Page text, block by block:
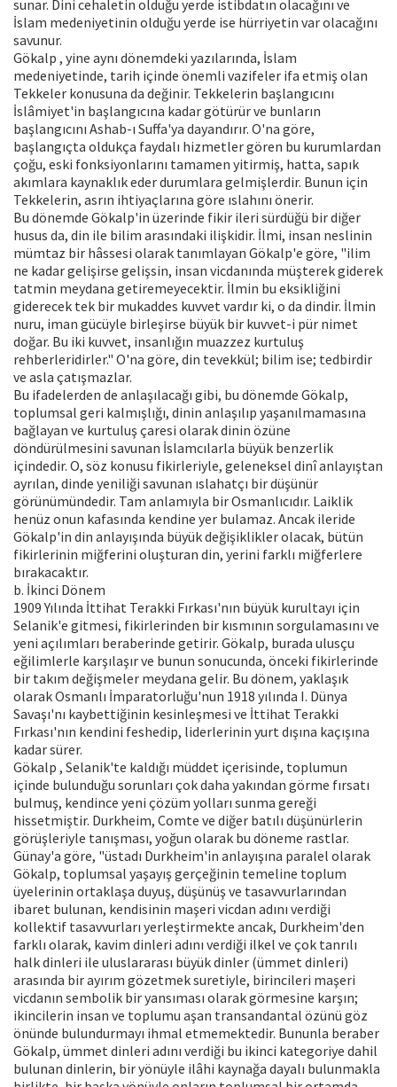
sunar. Dini cehaletin olduğu yerde istibdatın olacağını ve
İslam medeniyetinin olduğu yerde ise hürriyetin var olacağını
savunur.
Gökalp , yine aynı dönemdeki yazılarında, İslam
medeniyetinde, tarih içinde önemli vazifeler ifa etmiş olan
Tekkeler konusuna da değinir. Tekkelerin başlangıcını
İslâmiyet'in başlangıcına kadar götürür ve bunların
başlangıcını Ashab-ı Suffa'ya dayandırır. O'na göre,
başlangıçta oldukça faydalı hizmetler gören bu kurumlardan
çoğu, eski fonksiyonlarını tamamen yitirmiş, hatta, sapık
akımlara kaynaklık eder durumlara gelmişlerdir. Bunun için
Tekkelerin, asrın ihtiyaçlarına göre ıslahını önerir.
Bu dönemde Gökalp'in üzerinde fikir ileri sürdüğü bir diğer
husus da, din ile bilim arasındaki ilişkidir. İlmi, insan neslinin
mümtaz bir hâssesi olarak tanımlayan Gökalp'e göre, "ilim
ne kadar gelişirse gelişsin, insan vicdanında müşterek giderek
tatmin meydana getiremeyecektir. İlmin bu eksikliğini
giderecek tek bir mukaddes kuvvet vardır ki, o da dindir. İlmin
nuru, iman gücüyle birleşirse büyük bir kuvvet-i pür nimet
doğar. Bu iki kuvvet, insanlığın muazzez kurtuluş
rehberleridirler." O'na göre, din tevekkül; bilim ise; tedbirdir
ve asla çatışmazlar.
Bu ifadelerden de anlaşılacağı gibi, bu dönemde Gökalp,
toplumsal geri kalmışlığı, dinin anlaşılıp yaşanılmamasına
bağlayan ve kurtuluş çaresi olarak dinin özüne
döndürülmesini savunan İslamcılarla büyük benzerlik
içindedir. O, söz konusu fikirleriyle, geleneksel dinî anlayıştan
ayrılan, dinde yeniliği savunan ıslahatçı bir düşünür
görünümündedir. Tam anlamıyla bir Osmanlıcıdır. Laiklik
henüz onun kafasında kendine yer bulamaz. Ancak ileride
Gökalp'in din anlayışında büyük değişiklikler olacak, bütün
fikirlerinin miğferini oluşturan din, yerini farklı miğferlere
bırakacaktır.
b. İkinci Dönem
1909 Yılında İttihat Terakki Fırkası'nın büyük kurultayı için
Selanik'e gitmesi, fikirlerinden bir kısmının sorgulamasını ve
yeni açılımları beraberinde getirir. Gökalp, burada ulusçu
eğilimlerle karşılaşır ve bunun sonucunda, önceki fikirlerinde
bir takım değişmeler meydana gelir. Bu dönem, yaklaşık
olarak Osmanlı İmparatorluğu'nun 1918 yılında I. Dünya
Savaşı'nı kaybettiğinin kesinleşmesi ve İttihat Terakki
Fırkası'nın kendini feshedip, liderlerinin yurt dışına kaçışına
kadar sürer.
Gökalp , Selanik'te kaldığı müddet içerisinde, toplumun
içinde bulunduğu sorunları çok daha yakından görme fırsatı
bulmuş, kendince yeni çözüm yolları sunma gereği
hissetmiştir. Durkheim, Comte ve diğer batılı düşünürlerin
görüşleriyle tanışması, yoğun olarak bu döneme rastlar.
Günay'a göre, "üstadı Durkheim'in anlayışına paralel olarak
Gökalp, toplumsal yaşayış gerçeğinin temeline toplum
üyelerinin ortaklaşa duyuş, düşünüş ve tasavvurlarından
ibaret bulunan, kendisinin maşeri vicdan adını verdiği
kollektif tasavvurları yerleştirmekte ancak, Durkheim'den
farklı olarak, kavim dinleri adını verdiği ilkel ve çok tanrılı
halk dinleri ile uluslararası büyük dinler (ümmet dinleri)
arasında bir ayırım gözetmek suretiyle, birincileri maşeri
vicdanın sembolik bir yansıması olarak görmesine karşın;
ikincilerin insan ve toplumu aşan transandantal özünü göz
önünde bulundurmayı ihmal etmemektedir. Bununla beraber
Gökalp, ümmet dinleri adını verdiği bu ikinci kategoriye dahil
bulunan dinlerin, bir yönüyle ilâhi kaynağa dayalı bulunmakla